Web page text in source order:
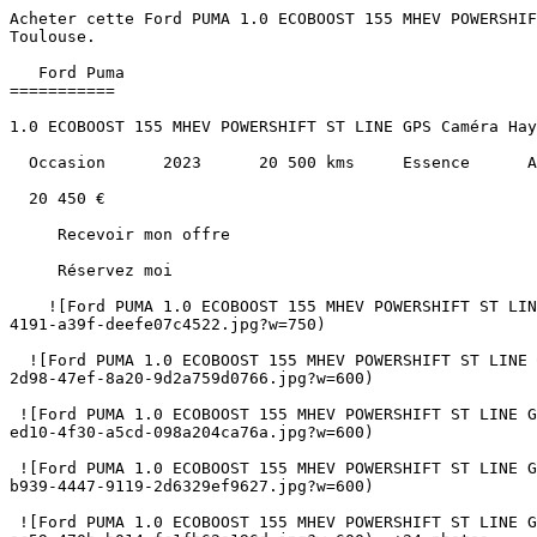
Acheter cette Ford PUMA 1.0 ECOBOOST 155 MHEV POWERSHIFT ST LINE GPS Caméra Hayon JA 17" Essence au prix de 20450€ à Albi, Montauban, Castres, Cahors, Carcassonne et Toulouse.               

   Ford Puma 
===========

1.0 ECOBOOST 155 MHEV POWERSHIFT ST LINE GPS Caméra Hayon JA 17"

  Occasion      2023      20 500 kms     Essence      Automatique 

  20 450 €   

     Recevoir mon offre 

     Réservez moi 

    ![Ford PUMA 1.0 ECOBOOST 155 MHEV POWERSHIFT ST LINE GPS Caméra Hayon JA 17"](https://www.sndiffusion.fr/photos/evialog_photos/logvo/15/1768/92/647154fe-7f30-4191-a39f-deefe07c4522.jpg?w=750)  

  ![Ford PUMA 1.0 ECOBOOST 155 MHEV POWERSHIFT ST LINE GPS Caméra Hayon JA 17" - Photo 2](https://www.sndiffusion.fr/photos/evialog_photos/logvo/15/1768/92/c172e5c7-2d98-47ef-8a20-9d2a759d0766.jpg?w=600)  

 ![Ford PUMA 1.0 ECOBOOST 155 MHEV POWERSHIFT ST LINE GPS Caméra Hayon JA 17" - Photo 3](https://www.sndiffusion.fr/photos/evialog_photos/logvo/15/1768/92/17b08297-ed10-4f30-a5cd-098a204ca76a.jpg?w=600)  

 ![Ford PUMA 1.0 ECOBOOST 155 MHEV POWERSHIFT ST LINE GPS Caméra Hayon JA 17" - Photo 4](https://www.sndiffusion.fr/photos/evialog_photos/logvo/15/1768/92/d0dc1a9b-b939-4447-9119-2d6329ef9627.jpg?w=600)  

 ![Ford PUMA 1.0 ECOBOOST 155 MHEV POWERSHIFT ST LINE GPS Caméra Hayon JA 17" - Photo 5](https://www.sndiffusion.fr/photos/evialog_photos/logvo/15/1768/92/097f23b7-ac59-470b-b014-fc1fb62a196d.jpg?w=600)  +24 photos 

        /  

      ![]() 

 ![]() 

 ![]() 

   ![Photo 1]() 

       ![]()   

   Occasion      2023      20 500 kms     Essence      Automatique 

  Caractéristiques
----------------

     Partager   

Année

2023

Kilométrage

20 500 km

Énergie

Essence

Boîte de vitesses

Automatique

Puissance

155 ch / 8 cv fiscaux

Portes

5

Places

5

Cylindrée

999 cm³

Couleur extérieure

Noir obsidien métal

Couleur intérieure

Noir

Sellerie

Tissu

1ère immatriculation

21/12/2023

Référence

50297

  Points forts
------------

     Hayon motorisé     Sièges chauffants     Climatisation Automatique     Jantes Alu     Apple Carplay / Android Auto     Régulateur de vitesse     Caméra de recul    + 29 autres  

     Consommation et émissions
-------------------------

        C   

CO₂

128 g/km

   ![Crit'Air 1](https://www.sndiffusion.fr/images/critair/vignette-critair-1.png)Crit'Air

1

    Équipements
-----------

  ### Équipements de série (36)

    5 Modes de conduite sélectionnables 

   Aide au démarrage en côte 

   Aide au maintien dans la voie 

   Air conditionné automatique 

   Alerte de franchissement involontaire de ligne 

   Allumage automatique des feux et Détecteur de pluie 

   Badge ST-Line 

   Becquet Sport 

   Bouton de démarrage Ford Power 

   Caméra de Recul 

   Chargement Smartphone à Induction 

   Combiné d'instrumentation numérique 12.3'' avec Ecomode 

   Eclairage d'ambiance intérieur 

   Hayon Motorisé 

   Jantes alliage 17" Black Machined 

   Kit carrosserie ST-Line 

   Levier de vitesses Sensico# avec insert aluminium 

   Limiteur de vitesse intelligent 

   Pack Confort 

   Pack Nav sur Ecran Tactile compatible AppLink-